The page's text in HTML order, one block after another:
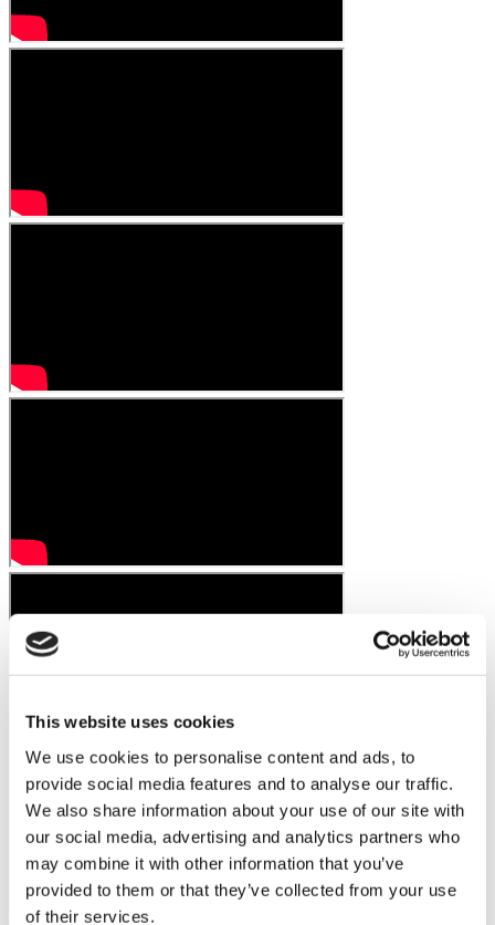
This website uses cookies
We use cookies to personalise content and ads, to
provide social media features and to analyse our traffic.
We also share information about your use of our site with
our social media, advertising and analytics partners who
may combine it with other information that you’ve
provided to them or that they’ve collected from your use
of their services.